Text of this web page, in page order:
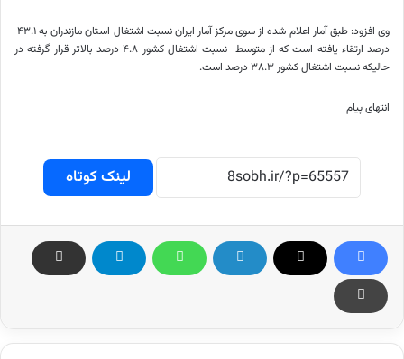
وی افزود: طبق آمار اعلام شده از سوی مرکز آمار ایران نسبت اشتغال استان مازندران به ۴۳.۱
درصد ارتقاء یافته است که از متوسط نسبت اشتغال کشور ۴.۸ درصد بالاتر قرار گرفته در
حالیکه نسبت اشتغال کشور ۳۸.۳ درصد است.
انتهای پیام
لینک کوتاه